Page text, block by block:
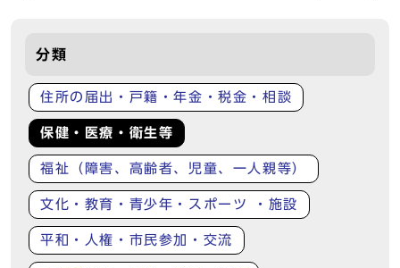
分類
住所の届出・戸籍・年金・税金・相談
保健・医療・衛生等
福祉（障害、高齢者、児童、一人親等）
文化・教育・青少年・スポーツ ・施設
平和・人権・市民参加・交流